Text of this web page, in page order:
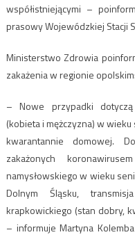
współistniejącymi –
prasowy Wojewódzkiej Stacji
Ministerstwo Zdrowia
zakażenia w regionie opolskim:
– Nowe przypadki
(kobieta i mężczyzna) w
kwarantannie domowej.
zakażonych
namysłowskiego w wieku
Dolnym Śląsku,
krapkowickiego (stan dobry,
– informuje Martyna